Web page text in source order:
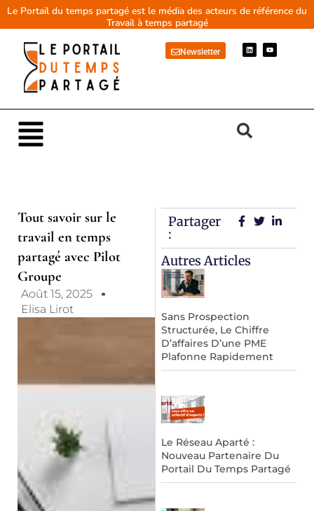
AllerLe Portail du temps partagé est le média des acteurs de référence du
Travail à temps partagé
Newsletter
L
i
n
Y
o
u
Main
Menu
Tout savoir sur le
travail en temps
partagé avec Pilot
Groupe
Août 15, 2025
Elisa Lirot
Partager
:
Autres Articles
Sans Prospection
Structurée, Le Chiffre
D’affaires D’une PME
Plafonne Rapidement
Le Réseau Aparté :
Nouveau Partenaire Du
Portail Du Temps Partagé